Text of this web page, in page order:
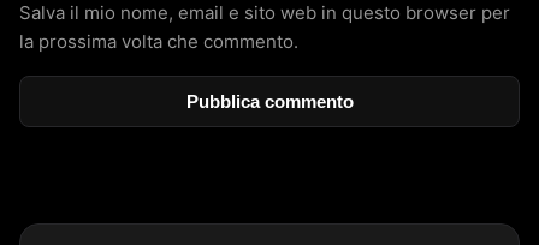
Salva il mio nome, email e sito web in questo browser per
la prossima volta che commento.